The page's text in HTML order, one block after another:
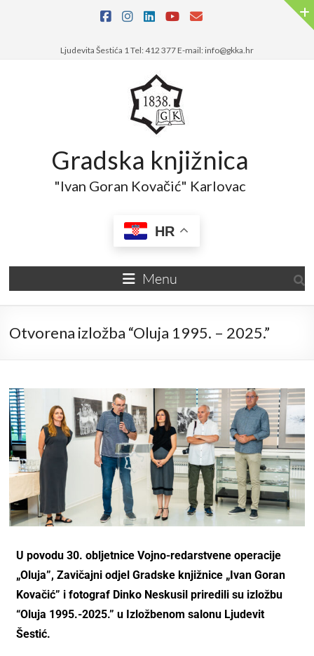
Ljudevita Šestića 1 Tel: 412 377 E-mail: info@gkka.hr
Gradska knjižnica
"Ivan Goran Kovačić" Karlovac
HR
Menu
Otvorena izložba “Oluja 1995. – 2025.”
U povodu 30. obljetnice Vojno-redarstvene operacije
„Oluja”, Zavičajni odjel Gradske knjižnice „Ivan Goran
Kovačić” i fotograf Dinko Neskusil priredili su izložbu
“Oluja 1995.-2025.” u Izložbenom salonu Ljudevit
Šestić.